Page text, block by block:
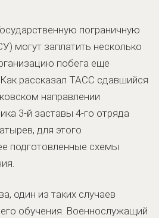
пограничную
могут заплатить несколько
побега еще
Как рассказал ТАСС сдавшийся
направлении
3-й заставы 4-го отряда
для этого
подготовленные схемы
один из таких случаев
обучения. Военнослужащий